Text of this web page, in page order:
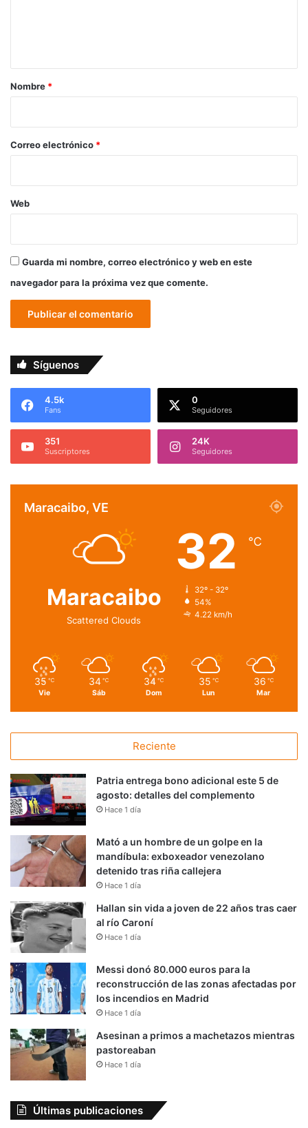
r
*
Nombre *
Correo electrónico *
Web
Guarda mi nombre, correo electrónico y web en este
navegador para la próxima vez que comente.
Síguenos
4.5k
Fans
0
Seguidores
351
Suscriptores
24K
Seguidores
Maracaibo, VE
Maracaibo
Scattered Clouds
32 ℃
32º - 32º
54%
4.22 km/h
35 ℃
Vie
34 ℃
Sáb
34 ℃
Dom
35 ℃
Lun
36 ℃
Mar
Reciente
Patria entrega bono adicional este 5 de
agosto: detalles del complemento
Hace 1 día
Mató a un hombre de un golpe en la
mandíbula: exboxeador venezolano
detenido tras riña callejera
Hace 1 día
Hallan sin vida a joven de 22 años tras caer
al río Caroní
Hace 1 día
Messi donó 80.000 euros para la
reconstrucción de las zonas afectadas por
los incendios en Madrid
Hace 1 día
Asesinan a primos a machetazos mientras
pastoreaban
Hace 1 día
Últimas publicaciones